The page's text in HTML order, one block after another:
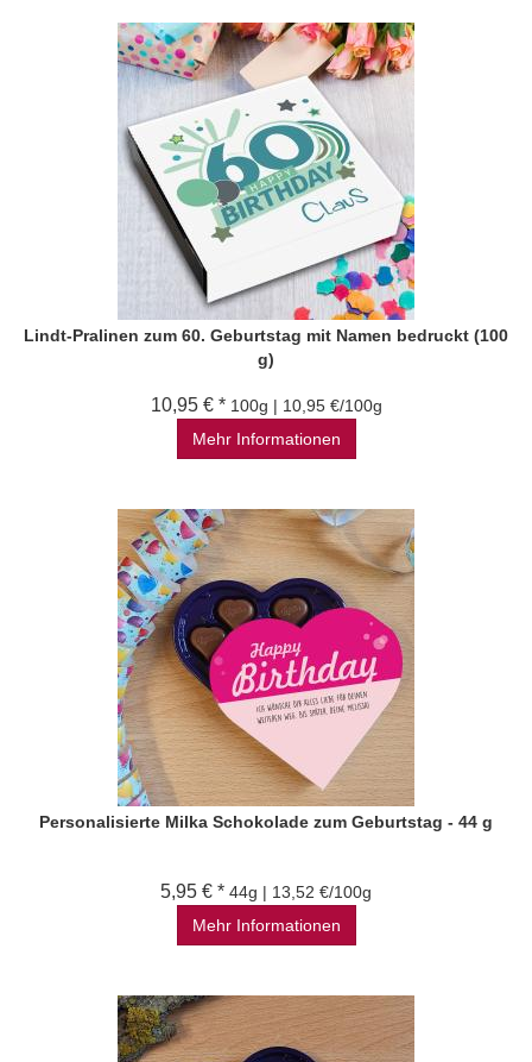
Lindt-Pralinen zum 60. Geburtstag mit Namen bedruckt (100
g)
10,95 € * 100g | 10,95 €/100g
Mehr Informationen
Personalisierte Milka Schokolade zum Geburtstag - 44 g
5,95 € * 44g | 13,52 €/100g
Mehr Informationen